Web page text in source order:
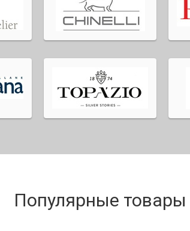
Популярные товары